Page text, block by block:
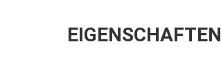
EIGENSCHAFTEN